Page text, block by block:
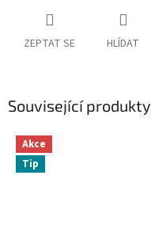
ZEPTAT SE HLÍDAT
Související produkty
Akce
Tip